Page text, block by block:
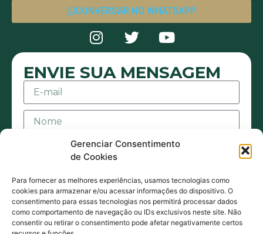
Gerenciar Consentimento
de Cookies
Para fornecer as melhores experiências, usamos tecnologias como
cookies para armazenar e/ou acessar informações do dispositivo. O
consentimento para essas tecnologias nos permitirá processar dados
como comportamento de navegação ou IDs exclusivos neste site. Não
consentir ou retirar o consentimento pode afetar negativamente certos
CONVERSAR NO WHATSAPP
ENVIE SUA MENSAGEM
Aceito receber mensagens ou e-mails sejam
eles de contato ou promocionais. Também